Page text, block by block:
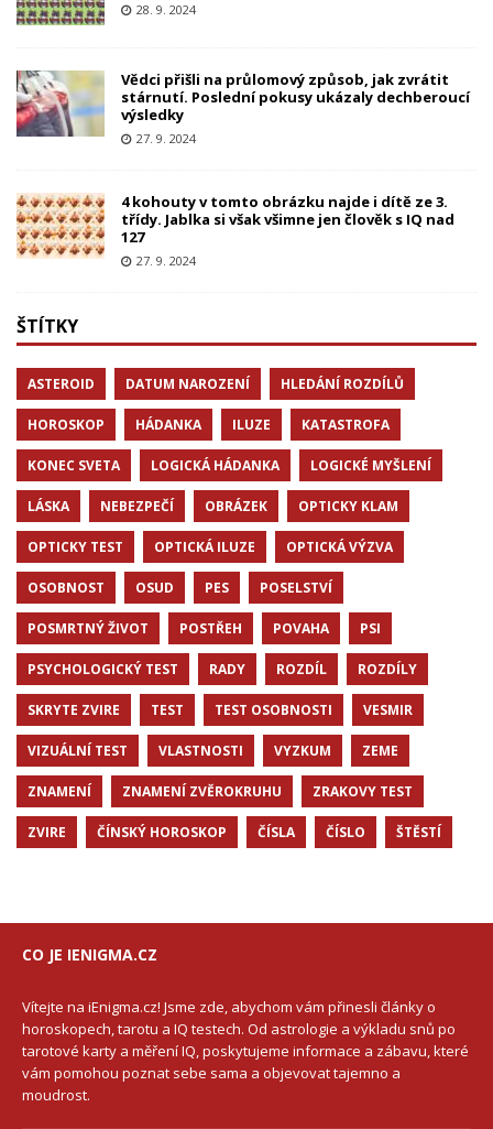
28. 9. 2024
Vědci přišli na průlomový způsob, jak zvrátit
stárnutí. Poslední pokusy ukázaly dechberoucí
výsledky
27. 9. 2024
4 kohouty v tomto obrázku najde i dítě ze 3.
třídy. Jablka si však všimne jen člověk s IQ nad
127
27. 9. 2024
ŠTÍTKY
ASTEROID DATUM NAROZENÍ HLEDÁNÍ ROZDÍLŮ
HOROSKOP HÁDANKA ILUZE KATASTROFA
KONEC SVETA LOGICKÁ HÁDANKA LOGICKÉ MYŠLENÍ
LÁSKA NEBEZPEČÍ OBRÁZEK OPTICKY KLAM
OPTICKY TEST OPTICKÁ ILUZE OPTICKÁ VÝZVA
OSOBNOST OSUD PES POSELSTVÍ
POSMRTNÝ ŽIVOT POSTŘEH POVAHA PSI
PSYCHOLOGICKÝ TEST RADY ROZDÍL ROZDÍLY
SKRYTE ZVIRE TEST TEST OSOBNOSTI VESMIR
VIZUÁLNÍ TEST VLASTNOSTI VYZKUM ZEME
ZNAMENÍ ZNAMENÍ ZVĚROKRUHU ZRAKOVY TEST
ZVIRE ČÍNSKÝ HOROSKOP ČÍSLA ČÍSLO ŠTĚSTÍ
CO JE IENIGMA.CZ
Vítejte na iEnigma.cz! Jsme zde, abychom vám přinesli články o
horoskopech, tarotu a IQ testech. Od astrologie a výkladu snů po
tarotové karty a měření IQ, poskytujeme informace a zábavu, které
vám pomohou poznat sebe sama a objevovat tajemno a
moudrost.